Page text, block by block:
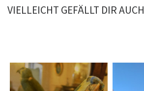
VIELLEICHT GEFÄLLT DIR AUCH